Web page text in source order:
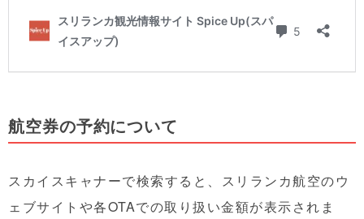
航空券の予約について
スカイスキャナーで検索すると、スリランカ航空のウ
ェブサイトや各OTAでの取り扱い金額が表示されま